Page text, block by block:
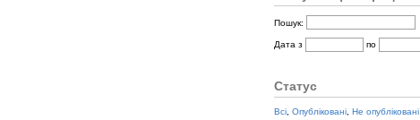
Пошук:
Дата з по
Статус
Всі Опубліковані Не опубліковані